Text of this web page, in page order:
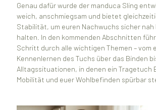
Genau dafür wurde der manduca Sling
weich, anschmiegsam und bietet
Stabilität, um euren Nachwuchs sicher nah
halten. In den kommenden Abschnitten
Schritt durch alle wichtigen Themen – vom
Kennenlernen des Tuchs über das Binden
Alltagssituationen, in denen ein Tragetuch
Mobilität und euer Wohlbefinden spürbar